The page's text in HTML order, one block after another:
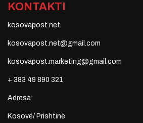
KONTAKTI
kosovapost.net
kosovapost.net@gmail.com
kosovapost.marketing@gmail.com
+ 383 49 890 321
Adresa:
Kosovë/ Prishtinë